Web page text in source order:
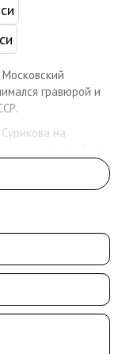
Московский
гравюрой и
на
была серия
выполненная
с
искусства
и
кукурузу!»
«У хорошего
ремонтируй
А. Трофимовым
(1956).